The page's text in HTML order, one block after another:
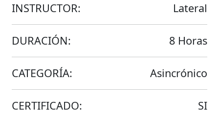
INSTRUCTOR: Lateral
DURACIÓN: 8 Horas
CATEGORÍA: Asincrónico
CERTIFICADO: SI